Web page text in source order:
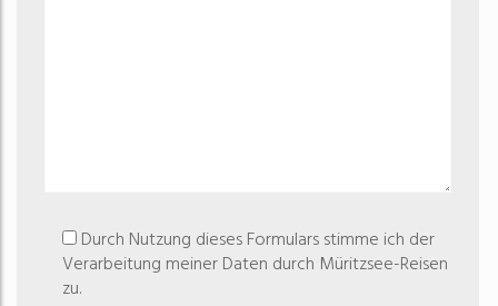
Durch Nutzung dieses Formulars stimme ich der
Verarbeitung meiner Daten durch Müritzsee-Reisen
zu.